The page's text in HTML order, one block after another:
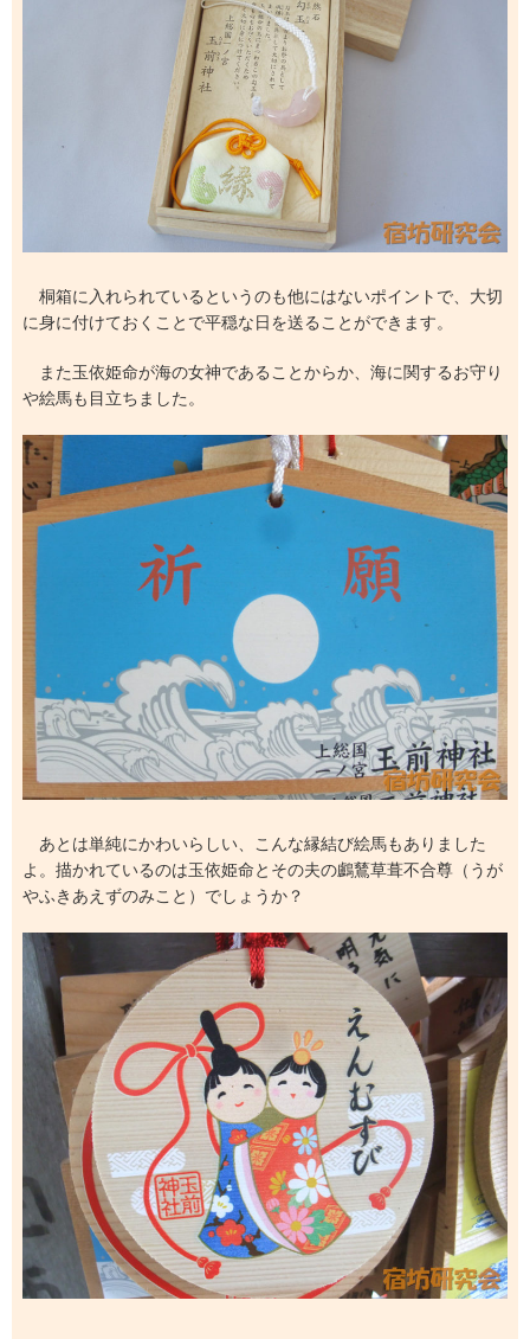
桐箱に入れられているというのも他にはないポイントで、大切
に身に付けておくことで平穏な日を送ることができます。
また玉依姫命が海の女神であることからか、海に関するお守り
や絵馬も目立ちました。
あとは単純にかわいらしい、こんな縁結び絵馬もありました
よ。描かれているのは玉依姫命とその夫の鸕鶿草葺不合尊（うが
やふきあえずのみこと）でしょうか？